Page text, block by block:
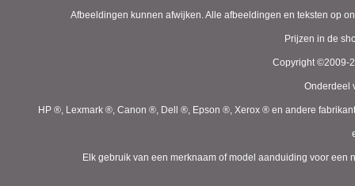
Afbeeldingen kunnen afwijken. Alle afbeeldingen en teksten op
Prijzen in de
Copyright ©2009-
Onderdeel
HP ®, Lexmark ®, Canon ®, Dell ®, Epson ®, Xerox ® en andere
Elk gebruik van een merknaam of model aanduiding voor